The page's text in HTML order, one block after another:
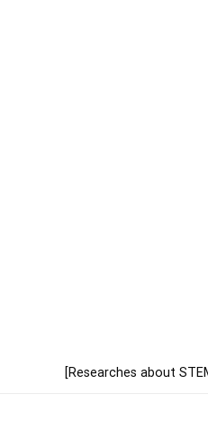
[Researches about